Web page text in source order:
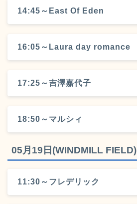
14:45～East Of Eden
16:05～Laura day romance
17:25～吉澤嘉代子
18:50～マルシィ
05月19日(WINDMILL FIELD)
11:30～フレデリック